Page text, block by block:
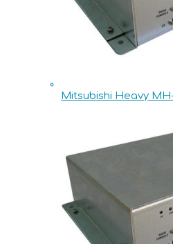
Mitsubishi Heavy